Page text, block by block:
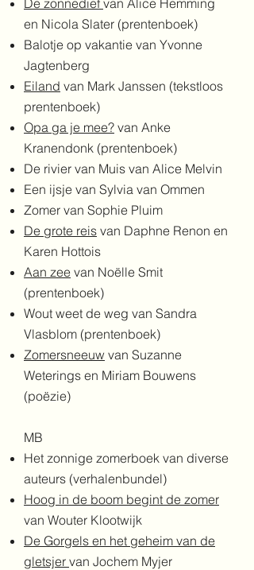
De zonnedief van Alice Hemming
en Nicola Slater (prentenboek)
Balotje op vakantie van Yvonne
Jagtenberg
Eiland van Mark Janssen (tekstloos
prentenboek)
Opa ga je mee? van Anke
Kranendonk (prentenboek)
De rivier van Muis van Alice Melvin
Een ijsje van Sylvia van Ommen
Zomer van Sophie Pluim
De grote reis van Daphne Renon en
Karen Hottois
Aan zee van Noëlle Smit
(prentenboek)
Wout weet de weg van Sandra
Vlasblom (prentenboek)
Zomersneeuw van Suzanne
Weterings en Miriam Bouwens
(poëzie)
MB
Het zonnige zomerboek van diverse
auteurs (verhalenbundel)
Hoog in de boom begint de zomer
van Wouter Klootwijk
De Gorgels en het geheim van de
gletsjer van Jochem Myjer